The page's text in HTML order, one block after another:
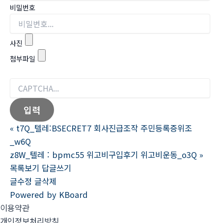
비밀번호
사진
첨부파일
« t7Q_텔레:BSECRET7 회사진급조작 주민등록증위조
_w6Q
z8W_텔레 : bpmc55 위고비구입후기 위고비운동_o3Q »
목록보기 답글쓰기
글수정 글삭제
Powered by KBoard
이용약관